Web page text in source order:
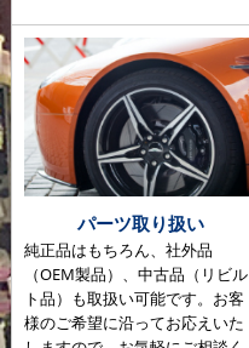
パーツ取り扱い
純正品はもちろん、社外品
（OEM製品）、中古品（リビル
ト品）も取扱い可能です。お客
様のご希望に沿ってお応えいた